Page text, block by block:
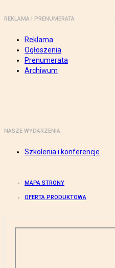
REKLAMA I PRENUMERATA
Reklama
Ogłoszenia
Prenumerata
Archiwum
NASZE WYDARZENIA
Szkolenia i konferencje
MAPA STRONY
OFERTA PRODUKTOWA